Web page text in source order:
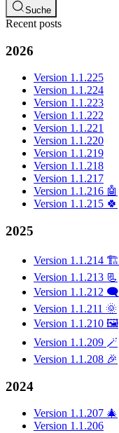
Suche
Recent posts
2026
Version 1.1.225
Version 1.1.224
Version 1.1.223
Version 1.1.222
Version 1.1.221
Version 1.1.220
Version 1.1.219
Version 1.1.218
Version 1.1.217
Version 1.1.216 🤖
Version 1.1.215 🍀
2025
Version 1.1.214 🏗️
Version 1.1.213 📃
Version 1.1.212 🗨️
Version 1.1.211 🌞
Version 1.1.210 🖼️
Version 1.1.209 🪄
Version 1.1.208 🎉
2024
Version 1.1.207 🎄
Version 1.1.206